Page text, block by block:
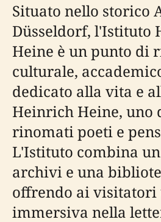
Situato nello storico
Düsseldorf, l'Istituto
Heine è un punto di
culturale,
dedicato alla vita e
Heinrich Heine, uno
rinomati poeti e
L'Istituto combina
archivi e una
offrendo ai visitatori
immersiva nella